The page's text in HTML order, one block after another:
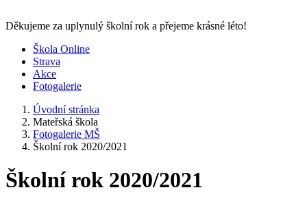
Děkujeme za uplynulý školní rok a přejeme krásné léto!
Škola Online
Strava
Akce
Fotogalerie
Úvodní stránka
Mateřská škola
Fotogalerie MŠ
Školní rok 2020/2021
Školní rok 2020/2021